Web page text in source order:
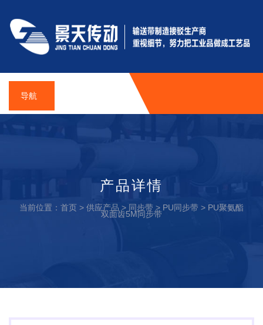
导航
产品详情
当前位置： 首页 > 供应产品 > 同步带 > PU同步带 > PU聚氨酯
双面齿5M同步带